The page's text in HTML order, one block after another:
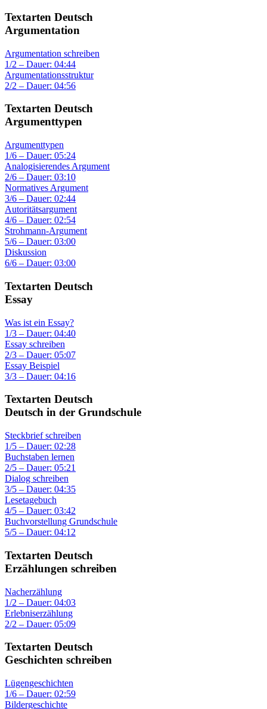
Textarten Deutsch
Argumentation
Argumentation schreiben
1/2 – Dauer: 04:44
Argumentationsstruktur
2/2 – Dauer: 04:56
Textarten Deutsch
Argumenttypen
Argumenttypen
1/6 – Dauer: 05:24
Analogisierendes Argument
2/6 – Dauer: 03:10
Normatives Argument
3/6 – Dauer: 02:44
Autoritätsargument
4/6 – Dauer: 02:54
Strohmann-Argument
5/6 – Dauer: 03:00
Diskussion
6/6 – Dauer: 03:00
Textarten Deutsch
Essay
Was ist ein Essay?
1/3 – Dauer: 04:40
Essay schreiben
2/3 – Dauer: 05:07
Essay Beispiel
3/3 – Dauer: 04:16
Textarten Deutsch
Deutsch in der Grundschule
Steckbrief schreiben
1/5 – Dauer: 02:28
Buchstaben lernen
2/5 – Dauer: 05:21
Dialog schreiben
3/5 – Dauer: 04:35
Lesetagebuch
4/5 – Dauer: 03:42
Buchvorstellung Grundschule
5/5 – Dauer: 04:12
Textarten Deutsch
Erzählungen schreiben
Nacherzählung
1/2 – Dauer: 04:03
Erlebniserzählung
2/2 – Dauer: 05:09
Textarten Deutsch
Geschichten schreiben
Lügengeschichten
1/6 – Dauer: 02:59
Bildergeschichte